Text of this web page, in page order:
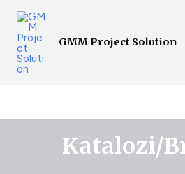
Пређи
садржај
GMM Project Solution
Katalozi/